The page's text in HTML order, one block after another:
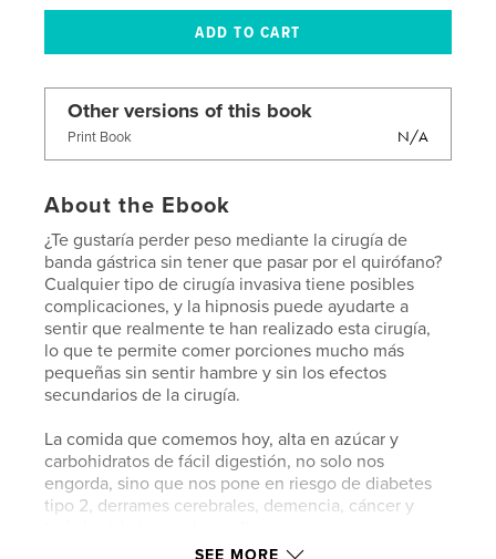
Other versions of this book
Print Book N/A
About the Ebook
¿Te gustaría perder peso mediante la cirugía de
banda gástrica sin tener que pasar por el quirófano?
Cualquier tipo de cirugía invasiva tiene posibles
complicaciones, y la hipnosis puede ayudarte a
sentir que realmente te han realizado esta cirugía,
lo que te permite comer porciones mucho más
pequeñas sin sentir hambre y sin los efectos
secundarios de la cirugía.
La comida que comemos hoy, alta en azúcar y
carbohidratos de fácil digestión, no solo nos
engorda, sino que nos pone en riesgo de diabetes
tipo 2, derrames cerebrales, demencia, cáncer y
SEE MORE